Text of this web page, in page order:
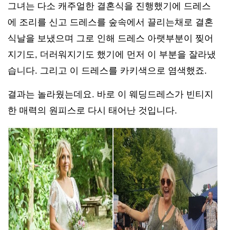
그녀는 다소 캐주얼한 결혼식을 진행했기에 드레스
에 조리를 신고 드레스를 숲속에서 끌리는채로 결혼
식날을 보냈으며 그로 인해 드레스 아랫부분이 찢어
지기도, 더러워지기도 했기에 먼저 이 부분을 잘라냈
습니다. 그리고 이 드레스를 카키색으로 염색했죠.
결과는 놀라웠는데요. 바로 이 웨딩드레스가 빈티지
한 매력의 원피스로 다시 태어난 것입니다.